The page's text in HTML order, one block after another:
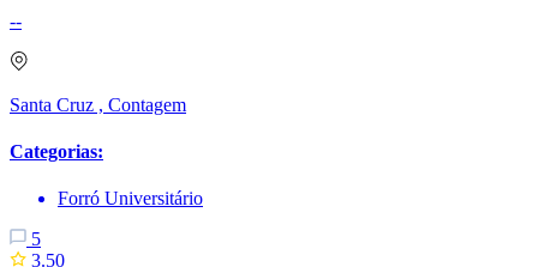
--
Santa Cruz , Contagem
Categorias:
Forró Universitário
5
3.50